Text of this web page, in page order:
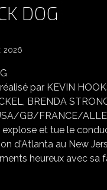
DOG
2026
par KEVIN
BRENDA
GB/FRANCE/
explose et tue le
d'Atlanta au New
heureux avec sa